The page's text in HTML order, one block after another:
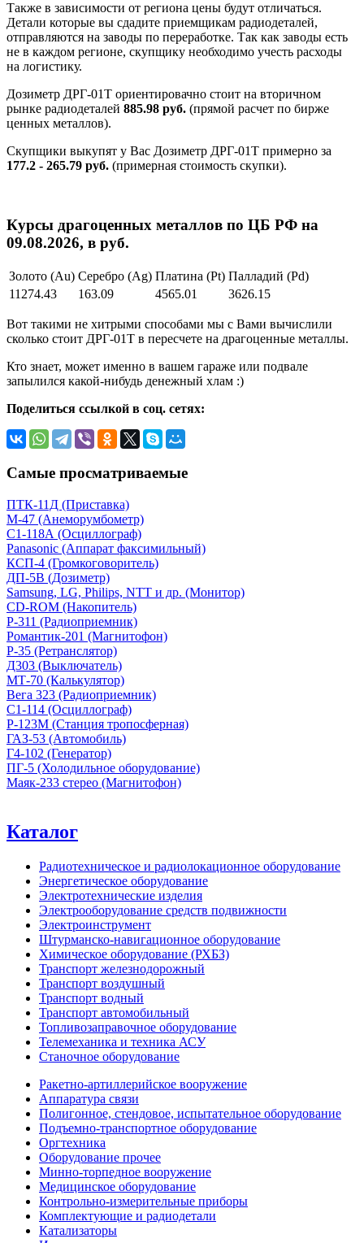
Также в зависимости от региона цены будут отличаться.
Детали которые вы сдадите приемщикам радиодеталей,
отправляются на заводы по переработке. Так как заводы есть
не в каждом регионе, скупщику необходимо учесть расходы
на логистику.
Дозиметр ДРГ-01Т ориентировачно стоит на вторичном
рынке радиодеталей 885.98 руб. (прямой расчет по бирже
ценных металлов).
Скупщики выкупят у Вас Дозиметр ДРГ-01Т примерно за
177.2 - 265.79 руб. (примерная стоимость скупки).
Курсы драгоценных металлов по ЦБ РФ на
09.08.2026, в руб.
Золото (Au) Серебро (Ag) Платина (Pt) Палладий (Pd)
11274.43
163.09 4565.01 3626.15
Вот такими не хитрыми способами мы с Вами вычислили
сколько стоит ДРГ-01Т в пересчете на драгоценные металлы.
Кто знает, может именно в вашем гараже или подвале
запылился какой-нибудь денежный хлам :)
Поделиться ссылкой в соц. сетях:
Самые просматриваемые
ПТК-11Д (Приставка)
М-47 (Анеморумбометр)
С1-118А (Осциллограф)
Panasonic (Аппарат факсимильный)
КСП-4 (Громкоговоритель)
ДП-5В (Дозиметр)
Samsung, LG, Philips, NTT и др. (Монитор)
CD-ROM (Накопитель)
Р-311 (Радиоприемник)
Романтик-201 (Магнитофон)
Р-35 (Ретранслятор)
Д303 (Выключатель)
МТ-70 (Калькулятор)
Вега 323 (Радиоприемник)
С1-114 (Осциллограф)
Р-123М (Станция тропосферная)
ГАЗ-53 (Автомобиль)
Г4-102 (Генератор)
ПГ-5 (Холодильное оборудование)
Маяк-233 стерео (Магнитофон)
Каталог
Радиотехническое и радиолокационное оборудование
Энергетическое оборудование
Электротехнические изделия
Электрооборудование средств подвижности
Электроинструмент
Штурманско-навигационное оборудование
Химическое оборудование (РХБЗ)
Транспорт железнодорожный
Транспорт воздушный
Транспорт водный
Транспорт автомобильный
Топливозаправочное оборудование
Телемеханика и техника АСУ
Станочное оборудование
Ракетно-артиллерийское вооружение
Аппаратура связи
Полигонное, стендовое, испытательное оборудование
Подъемно-транспортное оборудование
Оргтехника
Оборудование прочее
Минно-торпедное вооружение
Медицинское оборудование
Контрольно-измерительные приборы
Комплектующие и радиодетали
Катализаторы